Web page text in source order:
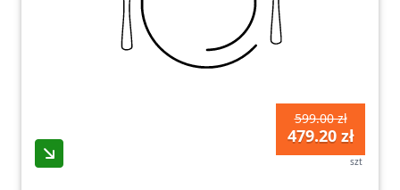
599.00 zł
479.20 zł
szt